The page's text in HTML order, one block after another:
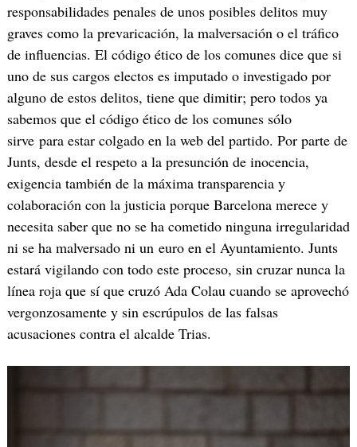
responsabilidades penales de unos posibles delitos muy
graves como la prevaricación, la malversación o el tráfico
de influencias. El código ético de los comunes dice que si
uno de sus cargos electos es imputado o investigado por
alguno de estos delitos, tiene que dimitir; pero todos ya
sabemos que el código ético de los comunes sólo
sirve para estar colgado en la web del partido. Por parte de
Junts, desde el respeto a la presunción de inocencia,
exigencia también de la máxima transparencia y
colaboración con la justicia porque Barcelona merece y
necesita saber que no se ha cometido ninguna irregularidad
ni se ha malversado ni un euro en el Ayuntamiento. Junts
estará vigilando con todo este proceso, sin cruzar nunca la
línea roja que sí que cruzó Ada Colau cuando se aprovechó
vergonzosamente y sin escrúpulos de las falsas
acusaciones contra el alcalde Trias.